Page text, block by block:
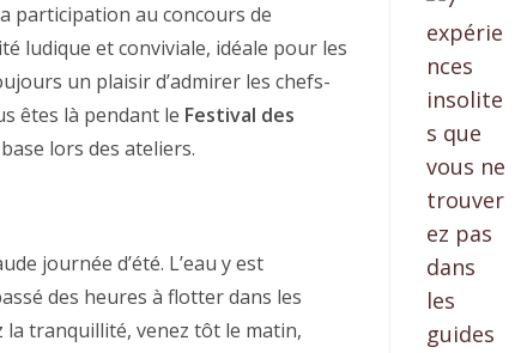
participation au concours de
ludique et conviviale, idéale pour les
un plaisir d’admirer les chefs-
êtes là pendant le Festival des
lors des ateliers.
journée d’été. L’eau y est
des heures à flotter dans les
la tranquillité, venez tôt le matin,